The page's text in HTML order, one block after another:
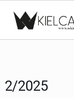
2/2025